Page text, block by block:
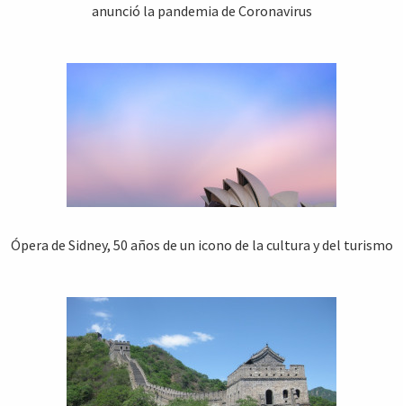
anunció la pandemia de Coronavirus
Ópera de Sidney, 50 años de un icono de la cultura y del turismo